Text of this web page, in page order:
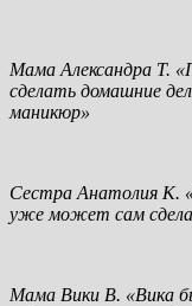
Мама Александра Т.
сделать домашние
маникюр»
Сестра Анатолия К.
уже может сам
Мама Вики В. «Вика